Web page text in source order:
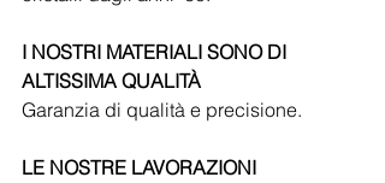
I NOSTRI MATERIALI SONO DI
ALTISSIMA QUALITÀ
Garanzia di qualità e precisione.
LE NOSTRE LAVORAZIONI